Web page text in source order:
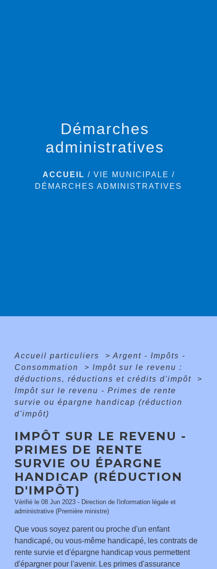
Démarches
administratives
ACCUEIL / VIE MUNICIPALE /
DÉMARCHES ADMINISTRATIVES
Accueil particuliers > Argent - Impôts -
Consommation
> Impôt sur le revenu :
déductions, réductions et crédits d'impôt
>
Impôt sur le revenu - Primes de rente
survie ou épargne handicap (réduction
d'impôt)
IMPÔT SUR LE REVENU -
PRIMES DE RENTE
SURVIE OU ÉPARGNE
HANDICAP (RÉDUCTION
D'IMPÔT)
Vérifié le 08 Jun 2023 - Direction de l'information légale et
administrative (Première ministre)
Que vous soyez parent ou proche d'un enfant
handicapé, ou vous-même handicapé, les contrats de
rente survie et d'épargne handicap vous permettent
d'épargner pour l'avenir. Les primes d'assurance